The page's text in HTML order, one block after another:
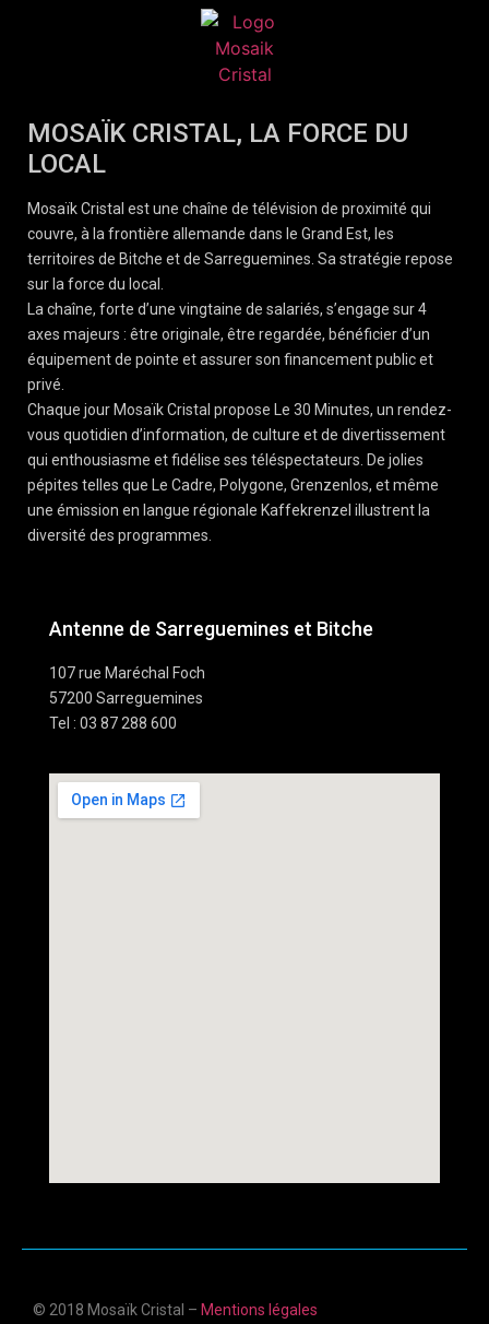
MOSAÏK CRISTAL, LA FORCE DU
LOCAL
Mosaïk Cristal est une chaîne de télévision de proximité qui
couvre, à la frontière allemande dans le Grand Est, les
territoires de Bitche et de Sarreguemines. Sa stratégie repose
sur la force du local.
La chaîne, forte d’une vingtaine de salariés, s’engage sur 4
axes majeurs : être originale, être regardée, bénéficier d’un
équipement de pointe et assurer son financement public et
privé.
Chaque jour Mosaïk Cristal propose Le 30 Minutes, un rendez-
vous quotidien d’information, de culture et de divertissement
qui enthousiasme et fidélise ses téléspectateurs. De jolies
pépites telles que Le Cadre, Polygone, Grenzenlos, et même
une émission en langue régionale Kaffekrenzel illustrent la
diversité des programmes.
Antenne de Sarreguemines et Bitche
107 rue Maréchal Foch
57200 Sarreguemines
Tel : 03 87 288 600
© 2018 Mosaïk Cristal – Mentions légales